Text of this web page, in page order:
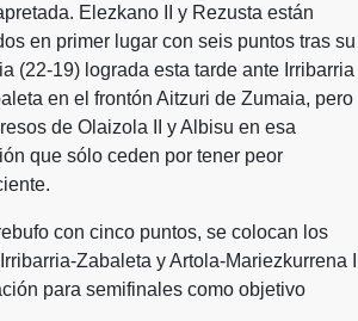
Elezkano II y Rezusta están
en primer lugar con seis puntos tras su
(22-19) lograda esta tarde ante Irribarria
en el frontón Aitzuri de Zumaia, pero
de Olaizola II y Albisu en esa
que sólo ceden por tener peor
con cinco puntos, se colocan los
Zabaleta y Artola-Mariezkurrena II
para semifinales como objetivo